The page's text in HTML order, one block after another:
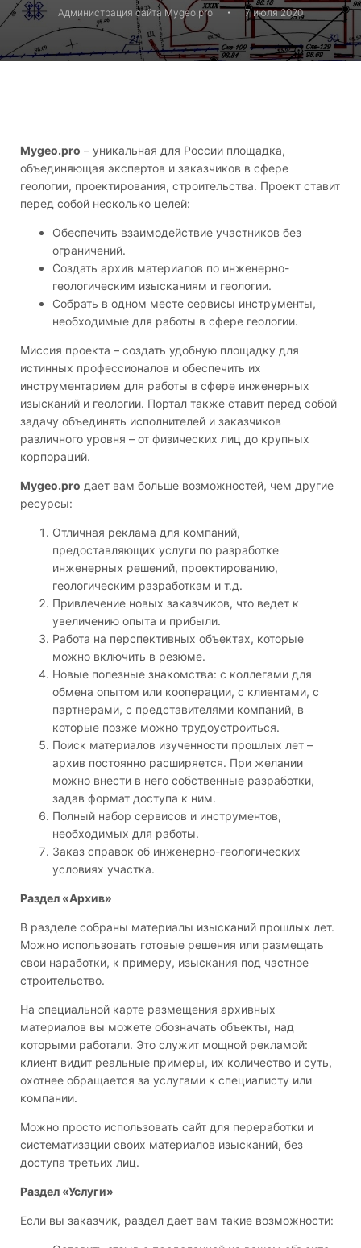
Администрация сайта Mygeo.pro · 7 июля 2020
Mygeo.pro – уникальная для России площадка,
объединяющая экспертов и заказчиков в сфере
геологии, проектирования, строительства. Проект ставит
перед собой несколько целей:
Обеспечить взаимодействие участников без
ограничений.
Создать архив материалов по инженерно-
геологическим изысканиям и геологии.
Собрать в одном месте сервисы инструменты,
необходимые для работы в сфере геологии.
Миссия проекта – создать удобную площадку для
истинных профессионалов и обеспечить их
инструментарием для работы в сфере инженерных
изысканий и геологии. Портал также ставит перед собой
задачу объединять исполнителей и заказчиков
различного уровня – от физических лиц до крупных
корпораций.
Mygeo.pro дает вам больше возможностей, чем другие
ресурсы:
Отличная реклама для компаний,
предоставляющих услуги по разработке
инженерных решений, проектированию,
геологическим разработкам и т.д.
Привлечение новых заказчиков, что ведет к
увеличению опыта и прибыли.
Работа на перспективных объектах, которые
можно включить в резюме.
Новые полезные знакомства: с коллегами для
обмена опытом или кооперации, с клиентами, с
партнерами, с представителями компаний, в
которые позже можно трудоустроиться.
Поиск материалов изученности прошлых лет –
архив постоянно расширяется. При желании
можно внести в него собственные разработки,
задав формат доступа к ним.
Полный набор сервисов и инструментов,
необходимых для работы.
Заказ справок об инженерно-геологических
условиях участка.
Раздел «Архив»
В разделе собраны материалы изысканий прошлых лет.
Можно использовать готовые решения или размещать
свои наработки, к примеру, изыскания под частное
строительство.
На специальной карте размещения архивных
материалов вы можете обозначать объекты, над
которыми работали. Это служит мощной рекламой:
клиент видит реальные примеры, их количество и суть,
охотнее обращается за услугами к специалисту или
компании.
Можно просто использовать сайт для переработки и
систематизации своих материалов изысканий, без
доступа третьих лиц.
Раздел «Услуги»
Если вы заказчик, раздел дает вам такие возможности: